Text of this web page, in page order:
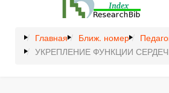
Главная Ближ. номер
УКРЕПЛЕНИЕ ФУНКЦИИ